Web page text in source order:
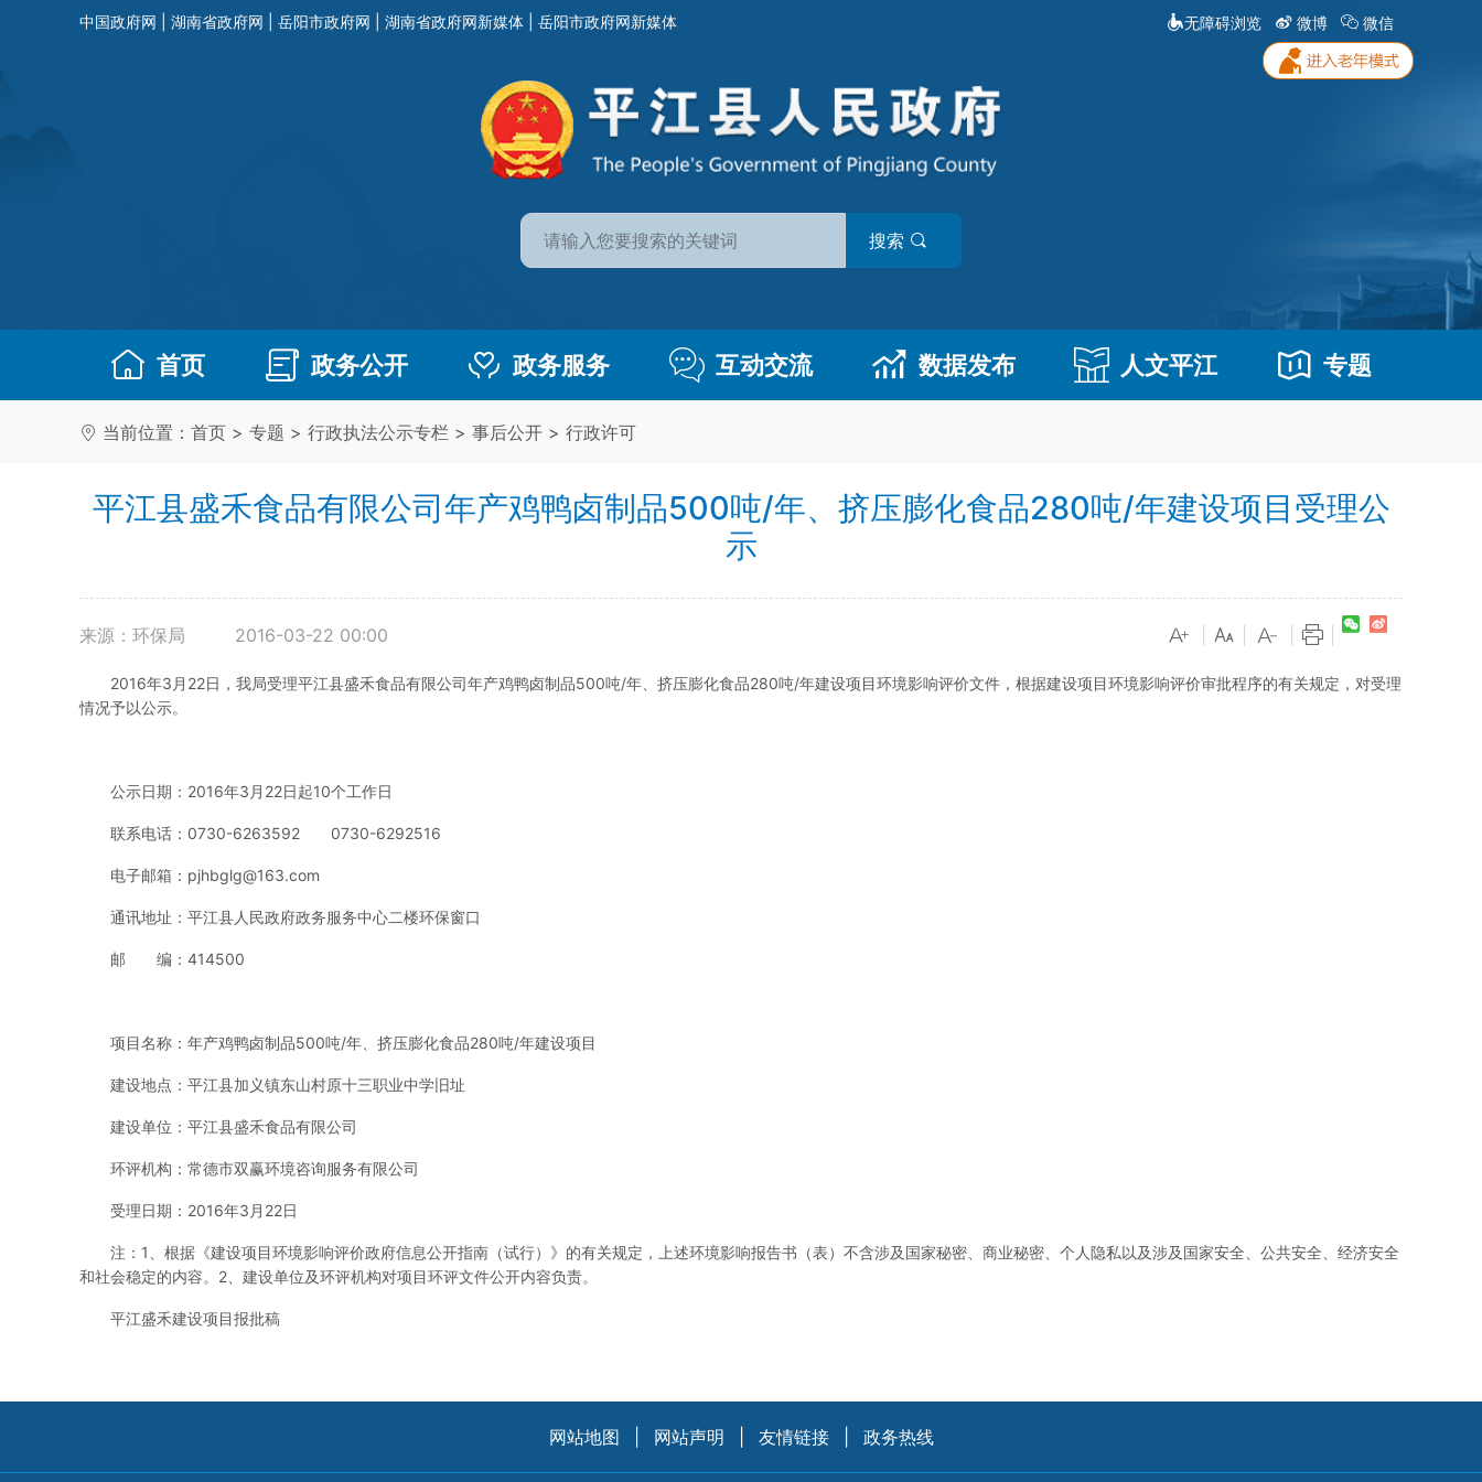
中国政府网 湖南省政府网 岳阳市政府网 湖南省政府网新媒体 岳阳市政府网新媒体 无障碍浏览 微博 微信
搜索
首页 政务公开 政务服务 互动交流 数据发布 人文平江 专题
当前位置： 首页 > 专题 > 行政执法公示专栏 > 事后公开 > 行政许可
平江县盛禾食品有限公司年产鸡鸭卤制品500吨/年、挤压膨化食品280吨/年建设项目受理公
示
来源：环保局 2016-03-22 00:00
2016年3月22日，我局受理平江县盛禾食品有限公司年产鸡鸭卤制品500吨/年、挤压膨化食品280吨/年建设项目环境影响评价文件，根据建设项目环境影响评价审批程序的有关规定，对受理
情况予以公示。
公示日期：2016年3月22日起10个工作日
联系电话：0730-6263592 0730-6292516
电子邮箱： pjhbglg@163.com
通讯地址：平江县人民政府政务服务中心二楼环保窗口
邮 编：414500
项目名称：年产鸡鸭卤制品500吨/年、挤压膨化食品280吨/年建设项目
建设地点：平江县加义镇东山村原十三职业中学旧址
建设单位：平江县盛禾食品有限公司
环评机构：常德市双赢环境咨询服务有限公司
受理日期：2016年3月22日
注：1、根据《建设项目环境影响评价政府信息公开指南（试行）》的有关规定，上述环境影响报告书（表）不含涉及国家秘密、商业秘密、个人隐私以及涉及国家安全、公共安全、经济安全
和社会稳定的内容。2、建设单位及环评机构对项目环评文件公开内容负责。
平江盛禾建设项目报批稿
网站地图 网站声明 友情链接 政务热线